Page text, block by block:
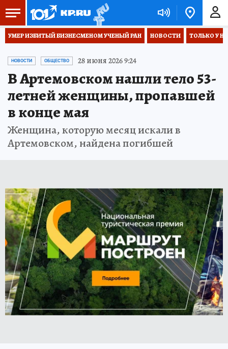
УМЕР ИЗБИТЫЙ БИЗНЕСМЕНОМ УЧЕНЫЙ РАН НОВОСТИ ТОЛЬКО У
НОВОСТИ ОБЩЕСТВО 28 июня 2026 9:24
В Артемовском нашли тело 53-
летней женщины, пропавшей
в конце мая
Женщина, которую месяц искали в
Артемовском, найдена погибшей